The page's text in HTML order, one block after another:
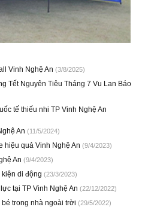
Vinh Nghệ An (3/8/2025)
Tết Nguyên Tiêu Tháng 7 Vu Lan Báo
tế thiếu nhi TP Vinh Nghệ An
An (11/5/2024)
hiệu quả Vinh Nghệ An (9/4/2023)
An (9/4/2023)
di động (23/3/2023)
tại TP Vinh Nghệ An (22/12/2022)
trong nhà ngoài trời (29/5/2022)